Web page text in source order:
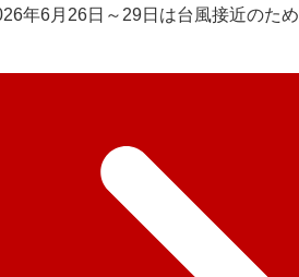
年6月26日～29日は台風接近のため